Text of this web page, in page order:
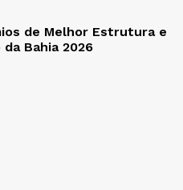
de Melhor Estrutura e
Bahia 2026